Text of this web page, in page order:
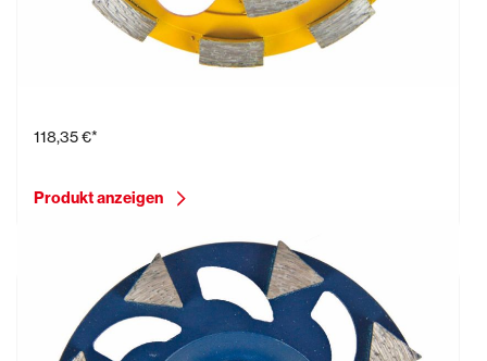
Diamantschleifteller Estrich, gelb, Ø 125 mm
118,35 €*
Produkt anzeigen